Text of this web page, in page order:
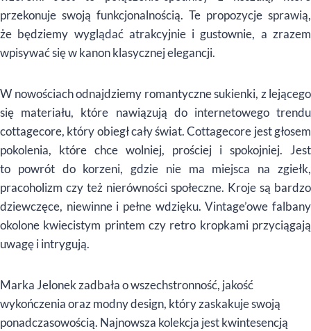
przekonuje swoją funkcjonalnością. Te propozycje sprawią,
że będziemy wyglądać atrakcyjnie i gustownie, a zrazem
wpisywać się w kanon klasycznej elegancji.
W nowościach odnajdziemy romantyczne sukienki, z lejącego
się materiału, które nawiązują do internetowego trendu
cottagecore, który obiegł cały świat. Cottagecore jest głosem
pokolenia, które chce wolniej, prościej i spokojniej. Jest
to powrót do korzeni, gdzie nie ma miejsca na zgiełk,
pracoholizm czy też nierówności społeczne. Kroje są bardzo
dziewczęce, niewinne i pełne wdzięku. Vintage’owe falbany
okolone kwiecistym printem czy retro kropkami przyciągają
uwagę i intrygują.
Marka Jelonek zadbała o wszechstronność, jakość
wykończenia oraz modny design, który zaskakuje swoją
ponadczasowością. Najnowsza kolekcja jest kwintesencją